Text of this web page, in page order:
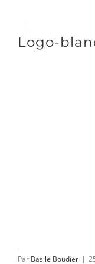
contenuLogo-
Par Basile Boudier |